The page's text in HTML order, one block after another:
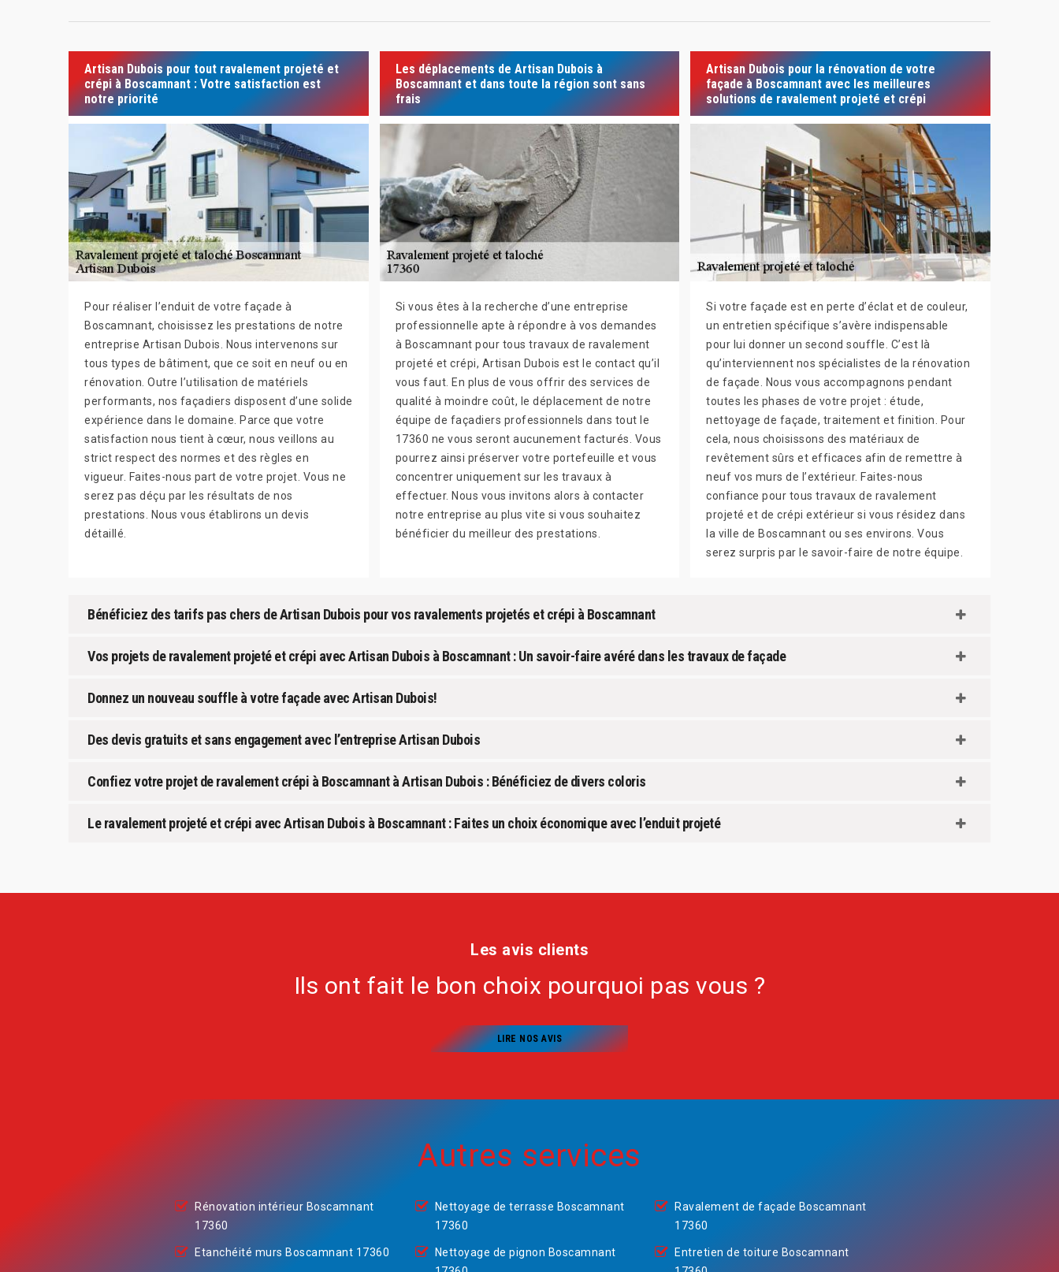
Artisan Dubois pour tout ravalement projeté et
crépi à Boscamnant : Votre satisfaction est
notre priorité
Pour réaliser l’enduit de votre façade à
Boscamnant, choisissez les prestations de notre
entreprise Artisan Dubois. Nous intervenons sur
tous types de bâtiment, que ce soit en neuf ou en
rénovation. Outre l’utilisation de matériels
performants, nos façadiers disposent d’une solide
expérience dans le domaine. Parce que votre
satisfaction nous tient à cœur, nous veillons au
strict respect des normes et des règles en
vigueur. Faites-nous part de votre projet. Vous ne
serez pas déçu par les résultats de nos
prestations. Nous vous établirons un devis
détaillé.
Les déplacements de Artisan Dubois à
Boscamnant et dans toute la région sont sans
frais
Si vous êtes à la recherche d’une entreprise
professionnelle apte à répondre à vos demandes
à Boscamnant pour tous travaux de ravalement
projeté et crépi, Artisan Dubois est le contact qu’il
vous faut. En plus de vous offrir des services de
qualité à moindre coût, le déplacement de notre
équipe de façadiers professionnels dans tout le
17360 ne vous seront aucunement facturés. Vous
pourrez ainsi préserver votre portefeuille et vous
concentrer uniquement sur les travaux à
effectuer. Nous vous invitons alors à contacter
notre entreprise au plus vite si vous souhaitez
bénéficier du meilleur des prestations.
Artisan Dubois pour la rénovation de votre
façade à Boscamnant avec les meilleures
solutions de ravalement projeté et crépi
Si votre façade est en perte d’éclat et de couleur,
un entretien spécifique s’avère indispensable
pour lui donner un second souffle. C’est là
qu’interviennent nos spécialistes de la rénovation
de façade. Nous vous accompagnons pendant
toutes les phases de votre projet : étude,
nettoyage de façade, traitement et finition. Pour
cela, nous choisissons des matériaux de
revêtement sûrs et efficaces afin de remettre à
neuf vos murs de l’extérieur. Faites-nous
confiance pour tous travaux de ravalement
projeté et de crépi extérieur si vous résidez dans
la ville de Boscamnant ou ses environs. Vous
serez surpris par le savoir-faire de notre équipe.
Bénéficiez des tarifs pas chers de Artisan Dubois pour vos ravalements projetés et crépi à Boscamnant
Vos projets de ravalement projeté et crépi avec Artisan Dubois à Boscamnant : Un savoir-faire avéré dans les travaux de façade
Donnez un nouveau souffle à votre façade avec Artisan Dubois!
Des devis gratuits et sans engagement avec l’entreprise Artisan Dubois
Confiez votre projet de ravalement crépi à Boscamnant à Artisan Dubois : Bénéficiez de divers coloris
Le ravalement projeté et crépi avec Artisan Dubois à Boscamnant : Faites un choix économique avec l’enduit projeté
Les avis clients
Ils ont fait le bon choix pourquoi pas vous ?
LIRE NOS AVIS
Autres services
Rénovation intérieur Boscamnant
17360
Etanchéité murs Boscamnant 17360
Nettoyage de terrasse Boscamnant
17360
Nettoyage de pignon Boscamnant
Ravalement de façade Boscamnant
17360
Entretien de toiture Boscamnant